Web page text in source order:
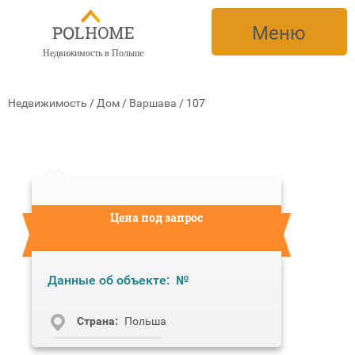
Недвижимость в Польше
Меню
Недвижимость / Дом / Варшава / 107
Цена под запрос
Данные об объекте: №
Cтрана: Польша